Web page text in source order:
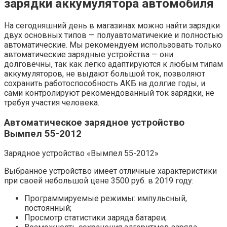
зарядки аккумулятора автомобиля
На сегодняшний день в магазинах можно найти зарядки
двух основных типов — полуавтоматичекие и полностью
автоматические. Мы рекомендуем использовать только
автоматические зарядные устройства — они
долговечны, так как легко адаптируются к любым типам
аккумуляторов, не выдают большой ток, позволяют
сохранить работоспособность АКБ на долгие годы, и
сами контролируют рекомендованный ток зарядки, не
требуя участия человека.
Автоматическое зарядное устройство
Вымпел 55-2012
Зарядное устройство «Вымпел 55-2012»
Выбранное устройство имеет отличные характеристики
при своей небольшой цене 3500 руб. в 2019 году:
Программируемые режимы: импульсный,
постоянный;
Просмотр статистики заряда батареи;